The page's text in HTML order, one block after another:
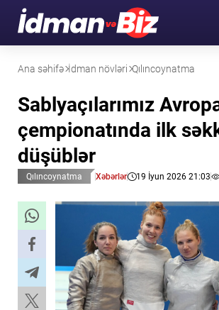
Ana səhifə İdman növləri Qılıncoynatma
Sablyaçılarımız
çempionatında ilk
düşüblər
Qılıncoynatma Xəbərlər 19 İyun 2026 21:03